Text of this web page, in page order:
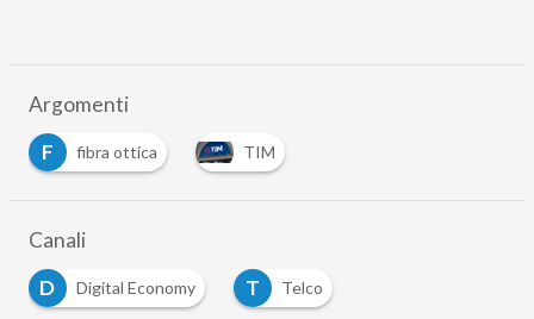
Argomenti
F
fibra ottica TIM
Canali
D
Digital Economy T Telco